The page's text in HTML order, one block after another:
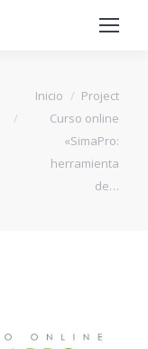
Estás aquí:
Inicio
Project
Curso online
«SimaPro:
herramienta
de…